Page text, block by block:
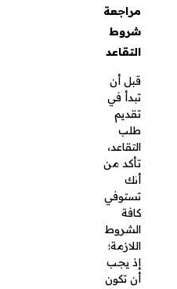
عليك
التأكد من
أنك لا تزال
تستوفي
أي
متطلبات
أخرى مثل
التقييم
الوظيفي،
حسب نوع
التقاعد
(مبكر أو
تقاعد
نظامي).